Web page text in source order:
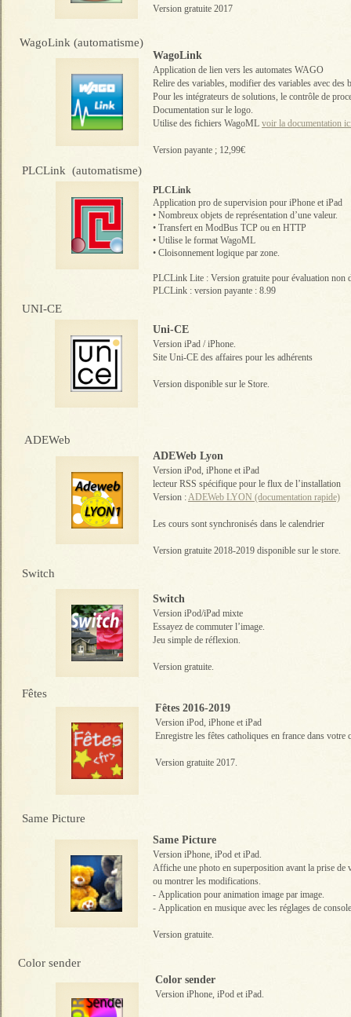
Version gratuite 2017
WagoLink (automatisme)
WagoLink
Application de lien vers les automates WAGO
Relire des variables, modifier des variables avec des
Pour les intégrateurs de solutions, le contrôle de
Documentation sur le logo.
Utilise des fichiers WagoML voir la documentation
Version payante ; 12,99€
Uni-CE
Version iPad / iPhone.
Site Uni-CE des affaires pour les adhérents
Version disponible sur le Store.
UNI-CE
PLCLink (automatisme)
PLCLink
Application pro de supervision pour iPhone et iPad
• Nombreux objets de représentation d’une valeur.
• Transfert en ModBus TCP ou en HTTP
• Utilise le format WagoML
• Cloisonnement logique par zone.
PLCLink Lite : Version gratuite pour évaluation non
PLCLink : version payante : 8.99
ADEWeb
ADEWeb Lyon
Version iPod, iPhone et iPad
lecteur RSS spécifique pour le flux de l’installation
Version :ADEWeb LYON (documentation rapide)
Les cours sont synchronisés dans le calendrier
Version gratuite 2018-2019 disponible sur le store.
Switch
Version iPod/iPad mixte
Essayez de commuter l’image.
Jeu simple de réflexion.
Version gratuite.
Switch
Fêtes
Fêtes 2016-2019
Version iPod, iPhone et iPad
Enregistre les fêtes catholiques en france dans votre
Version gratuite 2017.
Same Picture
Version iPhone, iPod et iPad.
Affiche une photo en superposition avant la prise de
ou montrer les modifications.
- Application pour animation image par image.
- Application en musique avec les réglages de
Version gratuite.
Same Picture
Color sender
Color sender
Version iPhone, iPod et iPad.